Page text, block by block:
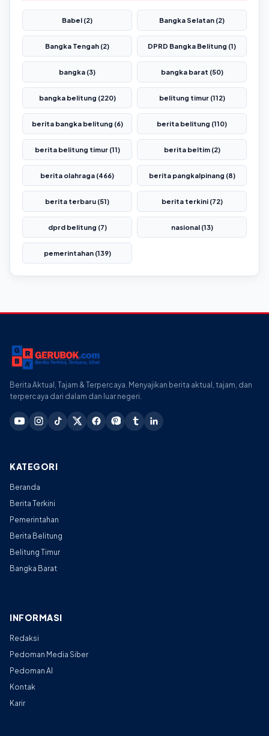
Babel (2) Bangka Selatan (2)
Bangka Tengah (2) DPRD Bangka Belitung (1)
bangka (3) bangka barat (50)
bangka belitung (220) belitung timur (112)
berita bangka belitung (6) berita belitung (110)
berita belitung timur (11) berita beltim (2)
berita olahraga (466) berita pangkalpinang (8)
berita terbaru (51) berita terkini (72)
dprd belitung (7) nasional (13)
pemerintahan (139)
Berita Aktual, Tajam & Terpercaya. Menyajikan berita aktual, tajam, dan
terpercaya dari dalam dan luar negeri.
KATEGORI
Beranda
Berita Terkini
Pemerintahan
Berita Belitung
Belitung Timur
Bangka Barat
INFORMASI
Redaksi
Pedoman Media Siber
Pedoman AI
Kontak
Karir